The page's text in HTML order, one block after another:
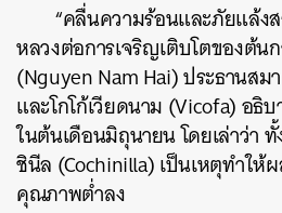
“คลื่นความร้อนและภัยแล้ง
หลวงต่อการเจริญเติบโตของต้น
(Nguyen Nam Hai) ประธานส
และโกโก้เวียดนาม (Vicofa) อธิ
ในต้นเดือนมิถุนายน โดยเล่าว่า
ชินีล (Cochinilla) เป็นเหตุทำให้
คุณภาพต่ำลง